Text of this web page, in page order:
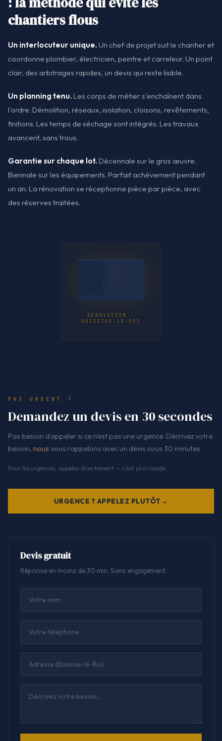
chantiers flous
Un interlocuteur unique. Un chef de projet suit le chantier et
coordonne plombier, électricien, peintre et carreleur. Un point
clair, des arbitrages rapides, un devis qui reste lisible.
Un planning tenu. Les corps de métier s'enchaînent dans
l'ordre. Démolition, réseaux, isolation, cloisons, revêtements,
finitions. Les temps de séchage sont intégrés. Les travaux
avancent, sans trous.
Garantie sur chaque lot. Décennale sur le gros œuvre.
Biennale sur les équipements. Parfait achèvement pendant
un an. La rénovation se réceptionne pièce par pièce, avec
des réserves traitées.
RÉNOVATION ·
BOISSISE-LE-ROI
PAS URGENT ?
Demandez un devis en 30 secondes
Pas besoin d'appeler si ce n'est pas une urgence. Décrivez votre
besoin, nous vous rappelons avec un devis sous 30 minutes.
Pour les urgences, appelez directement — c'est plus rapide.
URGENCE ? APPELEZ PLUTÔT
Devis gratuit
Réponse en moins de 30 min. Sans engagement.